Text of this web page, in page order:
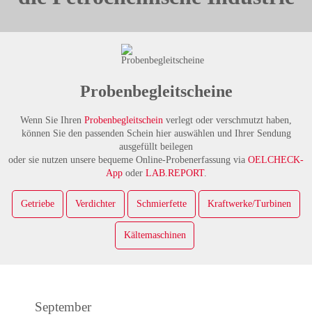
Probenbegleitscheine
Wenn Sie Ihren Probenbegleitschein verlegt oder verschmutzt haben,
können Sie den passenden Schein hier auswählen und Ihrer Sendung
ausgefüllt beilegen
oder sie nutzen unsere bequeme Online-Probenerfassung via OELCHECK-
Appoder LAB.REPORT.
Getriebe Verdichter Schmierfette Kraftwerke/Turbinen
Kältemaschinen
September